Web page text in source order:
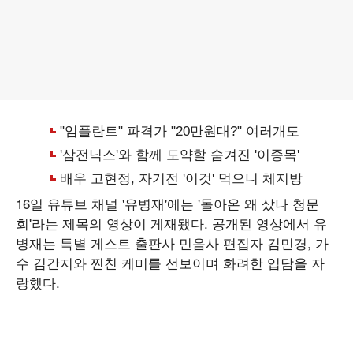
16일 유튜브 채널 '유병재'에는 '돌아온 왜 샀나 청문
회'라는 제목의 영상이 게재됐다. 공개된 영상에서 유
병재는 특별 게스트 출판사 민음사 편집자 김민경, 가
수 김간지와 찐친 케미를 선보이며 화려한 입담을 자
랑했다.